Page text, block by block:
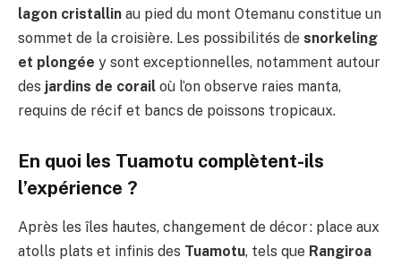
lagon cristallin au pied du mont Otemanu constitue un
sommet de la croisière. Les possibilités de snorkeling
et plongée y sont exceptionnelles, notamment autour
des jardins de corail où l’on observe raies manta,
requins de récif et bancs de poissons tropicaux.
En quoi les Tuamotu complètent-ils
l’expérience ?
Après les îles hautes, changement de décor : place aux
atolls plats et infinis des Tuamotu, tels que Rangiroa